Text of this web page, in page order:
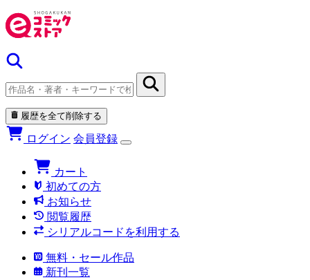
履歴を全て削除する
ログイン 会員登録
カート
初めての方
お知らせ
閲覧履歴
シリアルコードを利用する
無料・セール作品
新刊一覧